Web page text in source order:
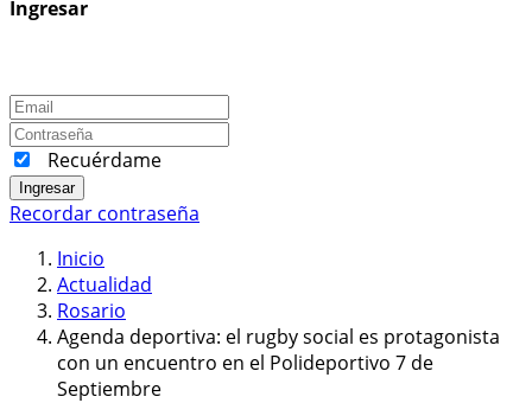
Ingresar
Recuérdame
Ingresar
Recordar contraseña
Inicio
Actualidad
Rosario
Agenda deportiva: el rugby social es protagonista
con un encuentro en el Polideportivo 7 de
Septiembre